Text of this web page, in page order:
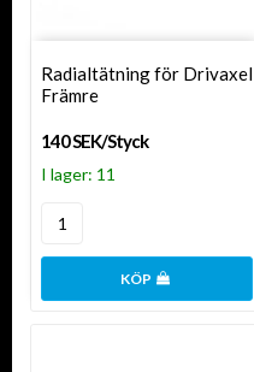
Radialtätning för Drivaxel
Främre
140 SEK/Styck
I lager: 11
KÖP